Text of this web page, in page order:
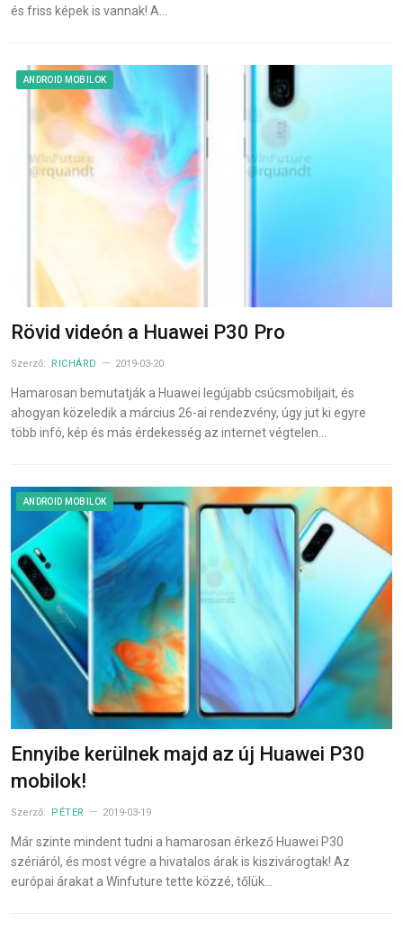
és friss képek is vannak! A…
ANDROID MOBILOK
Rövid videón a Huawei P30 Pro
Szerző: RICHÁRD 2019-03-20
Hamarosan bemutatják a Huawei legújabb csúcsmobiljait, és
ahogyan közeledik a március 26-ai rendezvény, úgy jut ki egyre
több infó, kép és más érdekesség az internet végtelen…
ANDROID MOBILOK
Ennyibe kerülnek majd az új Huawei P30
mobilok!
Szerző: PÉTER 2019-03-19
Már szinte mindent tudni a hamarosan érkező Huawei P30
szériáról, és most végre a hivatalos árak is kiszivárogtak! Az
európai árakat a Winfuture tette közzé, tőlük…